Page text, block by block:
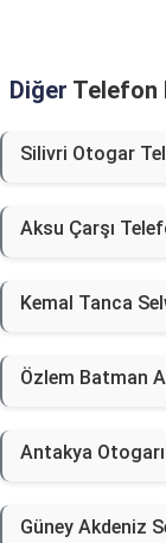
Diğer Telefon
Silivri Otogar
Aksu Çarşı
Kemal Tanca
Özlem Batman
Antakya
Güney Akdeniz